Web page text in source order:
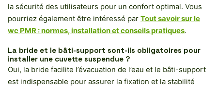
la sécurité des utilisateurs pour un confort optimal. Vous
pourriez également être intéressé par Tout savoir sur le
wc PMR : normes, installation et conseils pratiques.
La bride et le bâti-support sont-ils obligatoires pour
installer une cuvette suspendue ?
Oui, la bride facilite l’évacuation de l’eau et le bâti-support
est indispensable pour assurer la fixation et la stabilité